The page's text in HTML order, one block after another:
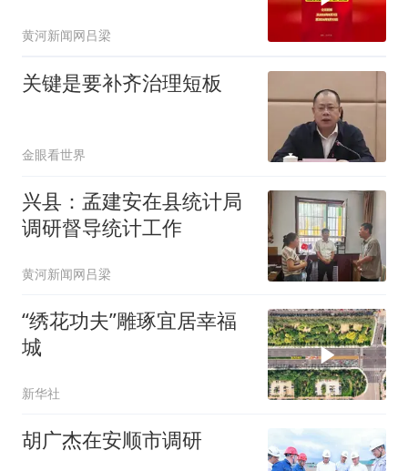
黄河新闻网吕梁
关键是要补齐治理短板
金眼看世界
兴县：孟建安在县统计局
调研督导统计工作
黄河新闻网吕梁
“绣花功夫”雕琢宜居幸福
城
新华社
胡广杰在安顺市调研